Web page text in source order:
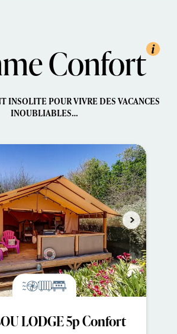
Départ
2et plus
les disponibilités
Confort
INSOLITE POUR VIVRE DES VACANCES
INOUBLIABLES…
LODGE 5p Confort